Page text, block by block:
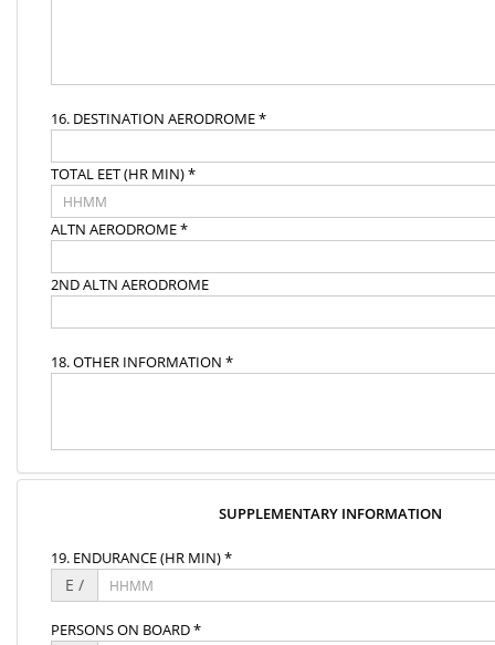
16. DESTINATION AERODROME *
TOTAL EET (HR MIN) *
ALTN AERODROME *
2ND ALTN AERODROME
18. OTHER INFORMATION *
SUPPLEMENTARY INFORMATION
19. ENDURANCE (HR MIN) *
E /
PERSONS ON BOARD *